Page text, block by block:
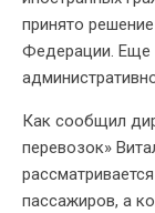
принято
Федерации. Еще
Как сообщил
перевозок»
пассажиров, а